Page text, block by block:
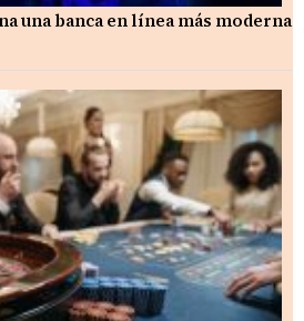
una banca en línea más moderna